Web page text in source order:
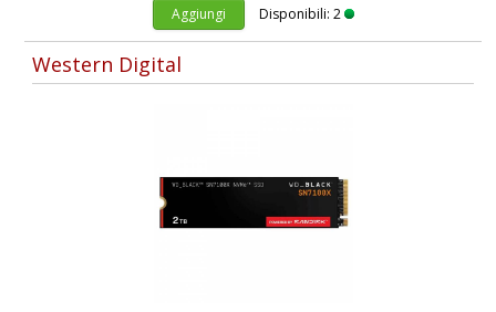
Aggiungi Disponibili: 2
Western Digital